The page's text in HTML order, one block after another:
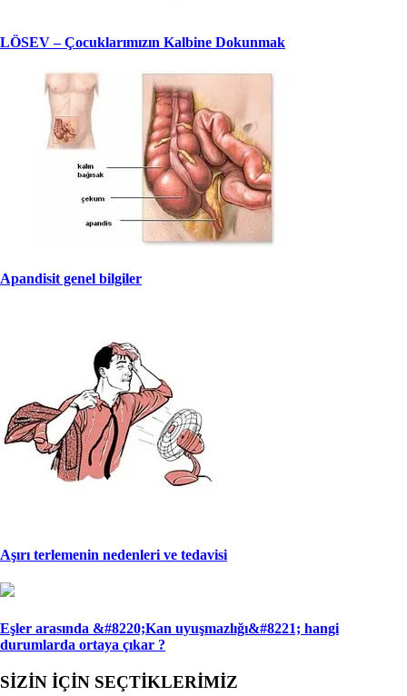
LÖSEV – Çocuklarımızın Kalbine Dokunmak
Apandisit genel bilgiler
Aşırı terlemenin nedenleri ve tedavisi
Eşler arasında &#8220;Kan uyuşmazlığı&#8221; han­gi
durumlarda ortaya çıkar ?
SİZİN İÇİN SEÇTİKLERİMİZ